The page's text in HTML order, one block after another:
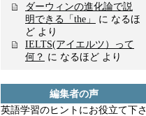
ダーウィンの進化論で説
明できる「the」
に なるほ
ど より
IELTS(アイエルツ）って
何？ に なるほど より
編集者の声
英語学習のヒントにお役立て下さ